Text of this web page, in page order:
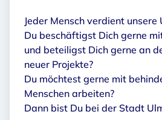
Jeder Mensch verdient
Du beschäftigst Dich gerne
und beteiligst Dich gerne an
neuer Projekte?
Du möchtest gerne mit
Menschen arbeiten?
Dann bist Du bei der Stadt